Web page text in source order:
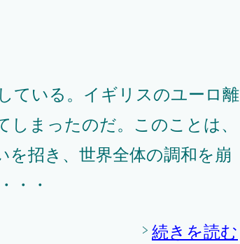
ている。イギリスのユーロ離
まったのだ。このことは、
を招き、世界全体の調和を崩
・・
続きを読む